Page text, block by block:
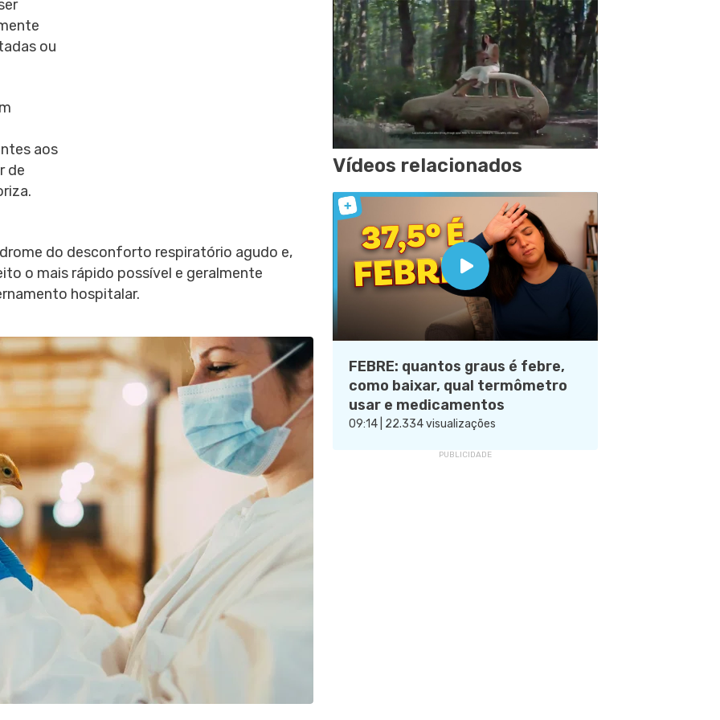
ou
aos
de
do desconforto respiratório agudo e,
o mais rápido possível e geralmente
hospitalar.
Vídeos relacionados
FEBRE: quantos graus é febre,
como baixar, qual termômetro
usar e medicamentos
09:14 | 22.334 visualizações